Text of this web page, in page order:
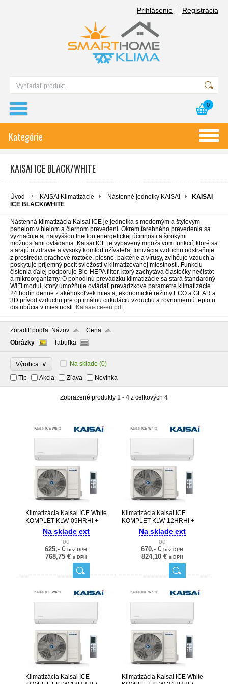
Prihlásenie Registrácia
0
Kategórie
KAISAI ICE BLACK/WHITE
Úvod KAISAI Klimatizácie Nástenné jednotky KAISAI
KAISAI
ICE BLACK/WHITE
Nástenná klimatizácia Kaisai ICE je jednotka s moderným a štýlovým
panelom v bielom a čiernom prevedení. Okrem farebného prevedenia sa
vyznačuje aj najvyššou triedou energetickej účinnosti a širokými
možnosťami ovládania. Kaisai ICE je vybavený množstvom funkcií, ktoré sa
starajú o zdravie a vysoký komfort užívateľa. Ionizácia vzduchu odstraňuje
z prostredia prachové roztoče, plesne, baktérie a vírusy, zvlhčuje vzduch a
poskytuje príjemný pocit sviežosti v klimatizovanej miestnosti. Funkciu
čistenia ďalej podporuje Bio-HEPA filter, ktorý zachytáva čiastočky nečistôt
a mikroorganizmy. O pohodlnú prevádzku klimatizácie sa stará štandardný
WiFi modul, ktorý umožňuje ovládať prevádzkové parametre klimatizácie
24 hodín denne z akéhokoľvek miesta, ekonomické režimy ECO a GEAR a
3D prívod vzduchu pre optimálnu cirkuláciu vzduchu a rovnomernú teplotu
distribúcia v miestnosti. Kaisai-ice-en.pdf
Zoradiť podľa: Názov
Cena
Obrázky
Tabuľka
Výrobca ∨ Na sklade (0)
Tip
Akcia Zľava Novinka
Zobrazené produkty 1 - 4 z celkových 4
Klimatizácia Kaisai ICE White
KOMPLET KLW-09HRHI +
KLW-09HRHO
Na sklade ext
od
625,- € bez DPH
768,75 € s DPH
Klimatizácia Kaisai ICE
KOMPLET KLW-12HRHI +
KLW-12HRHO - 3,5kW
Na sklade ext
od
670,- € bez DPH
824,10 € s DPH
Klimatizácia Kaisai ICE
Klimatizácia Kaisai ICE White